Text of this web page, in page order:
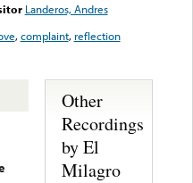
Landeros, Andres
,complaint, reflection
Other
Recordings
by El
Milagro